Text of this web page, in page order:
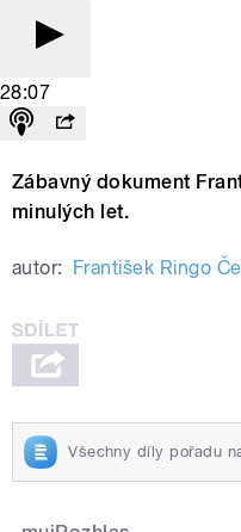
28:07
Zábavný dokument
minulých let.
autor: František Ringo
Všechny díly pořadu